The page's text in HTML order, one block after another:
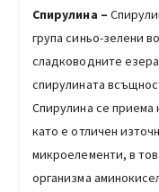
Спирулина –
група синьо-зелени
сладководните
спирулината
Спирулина се приема
като е отличен
микроелементи, в
организма